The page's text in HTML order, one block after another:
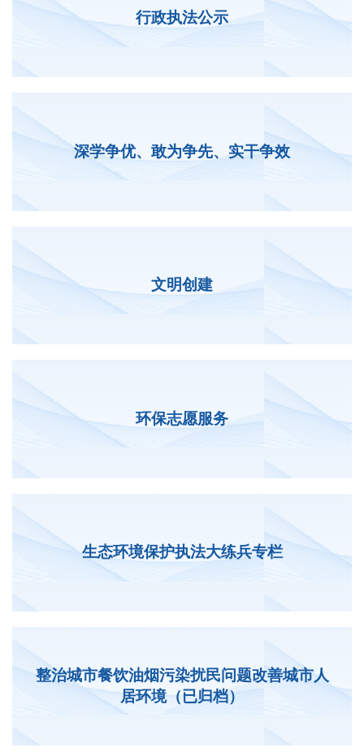
行政执法公示
深学争优、敢为争先、实干争效
文明创建
环保志愿服务
生态环境保护执法大练兵专栏
整治城市餐饮油烟污染扰民问题改善城市人
居环境（已归档）